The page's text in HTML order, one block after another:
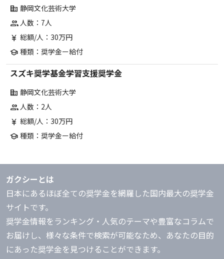
corporate_fare 静岡文化芸術大学
group人数：7人
currency_yen 総額/人：30万円
school 種類：奨学金ー給付
スズキ奨学基金学習支援奨学金
corporate_fare 静岡文化芸術大学
group人数：2人
currency_yen 総額/人：30万円
school 種類：奨学金ー給付
ガクシーとは
日本にあるほぼ全ての奨学金を網羅した国内最大の奨学金
サイトです。
奨学金情報をランキング・人気のテーマや豊富なコラムで
お届けし、様々な条件で検索が可能なため、あなたの目的
にあった奨学金を見つけることができます。